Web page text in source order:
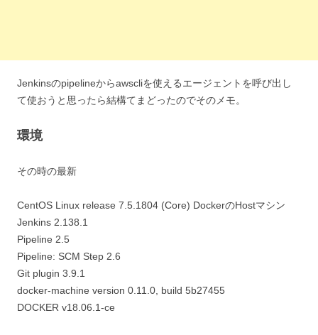
Jenkinsのpipelineからawscliを使えるエージェントを呼び出し
て使おうと思ったら結構てまどったのでそのメモ。
環境
その時の最新
CentOS Linux release 7.5.1804 (Core) DockerのHostマシン
Jenkins 2.138.1
Pipeline 2.5
Pipeline: SCM Step 2.6
Git plugin 3.9.1
docker-machine version 0.11.0, build 5b27455
DOCKER v18.06.1-ce